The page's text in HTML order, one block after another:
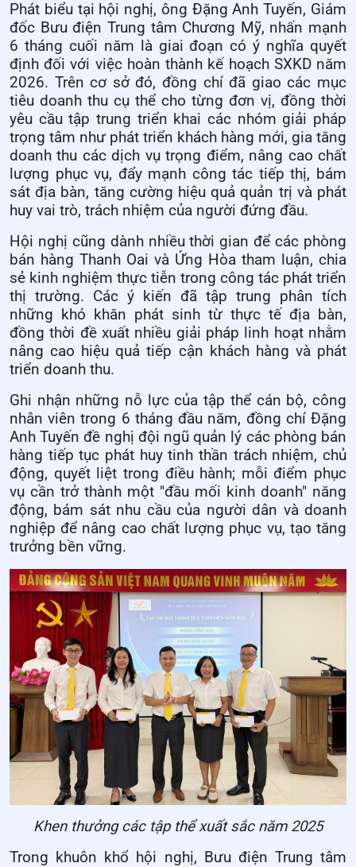
Phát biểu tại hội nghị, ông Đặng Anh Tuyến, Giám
đốc Bưu điện Trung tâm Chương Mỹ, nhấn mạnh
6 tháng cuối năm là giai đoạn có ý nghĩa quyết
định đối với việc hoàn thành kế hoạch SXKD năm
2026. Trên cơ sở đó, đồng chí đã giao các mục
tiêu doanh thu cụ thể cho từng đơn vị, đồng thời
yêu cầu tập trung triển khai các nhóm giải pháp
trọng tâm như phát triển khách hàng mới, gia tăng
doanh thu các dịch vụ trọng điểm, nâng cao chất
lượng phục vụ, đẩy mạnh công tác tiếp thị, bám
sát địa bàn, tăng cường hiệu quả quản trị và phát
huy vai trò, trách nhiệm của người đứng đầu.
Hội nghị cũng dành nhiều thời gian để các phòng
bán hàng Thanh Oai và Ứng Hòa tham luận, chia
sẻ kinh nghiệm thực tiễn trong công tác phát triển
thị trường. Các ý kiến đã tập trung phân tích
những khó khăn phát sinh từ thực tế địa bàn,
đồng thời đề xuất nhiều giải pháp linh hoạt nhằm
nâng cao hiệu quả tiếp cận khách hàng và phát
triển doanh thu.
Ghi nhận những nỗ lực của tập thể cán bộ, công
nhân viên trong 6 tháng đầu năm, đồng chí Đặng
Anh Tuyến đề nghị đội ngũ quản lý các phòng bán
hàng tiếp tục phát huy tinh thần trách nhiệm, chủ
động, quyết liệt trong điều hành; mỗi điểm phục
vụ cần trở thành một "đầu mối kinh doanh" năng
động, bám sát nhu cầu của người dân và doanh
nghiệp để nâng cao chất lượng phục vụ, tạo tăng
trưởng bền vững.
Khen thưởng các tập thể xuất sắc năm 2025
Trong khuôn khổ hội nghị, Bưu điện Trung tâm